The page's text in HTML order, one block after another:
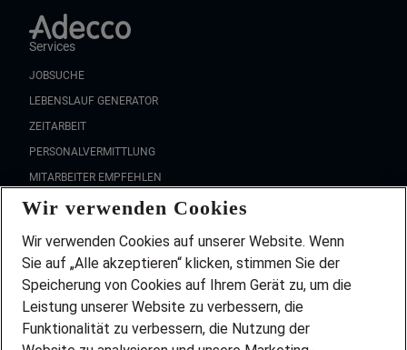
Services
JOBSUCHE
LEBENSLAUF GENERATOR
ZEITARBEIT
PERSONALVERMITTLUNG
MITARBEITER EMPFEHLEN
FAQ
Wir stellen ein!
DEINE BERUFSGRUPPE
DEINE LEBENSSITUATION
PARTNERSHIP WITH AIRBUS
Wir verwenden Cookies
Wir verwenden Cookies auf unserer Website. Wenn
Sie auf „Alle akzeptieren“ klicken, stimmen Sie der
Speicherung von Cookies auf Ihrem Gerät zu, um die
Leistung unserer Website zu verbessern, die
Funktionalität zu verbessern, die Nutzung der